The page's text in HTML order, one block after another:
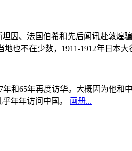
因、法国伯希和先后闻讯赴敦
也不在少数，1911-1912年日本
年和65年再度访华。大概因为他
年年访问中国。 画册...